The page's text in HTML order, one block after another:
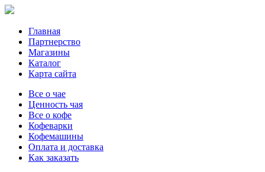
Главная
Партнерство
Магазины
Каталог
Карта сайта
Все о чае
Ценность чая
Все о кофе
Кофеварки
Кофемашины
Оплата и доставка
Как заказать